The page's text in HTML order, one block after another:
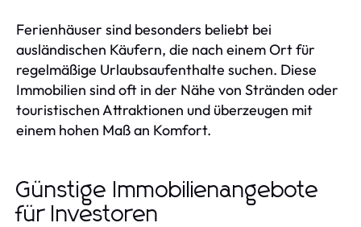
Ferienhäuser sind besonders beliebt bei
ausländischen Käufern, die nach einem Ort für
regelmäßige Urlaubsaufenthalte suchen. Diese
Immobilien sind oft in der Nähe von Stränden oder
touristischen Attraktionen und überzeugen mit
einem hohen Maß an Komfort.
Günstige Immobilienangebote
für Investoren